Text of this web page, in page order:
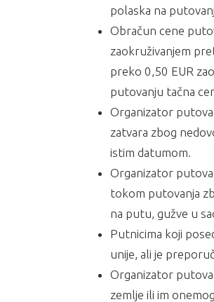
polaska na
Obračun cene
zaokruživanjem
preko 0,50 EUR
putovanju tačna
Organizator
zatvara zbog
istim datumom.
Organizator
tokom putovanja
na putu, gužve u
Putnicima koji
unije, ali je
Organizator
zemlje ili im